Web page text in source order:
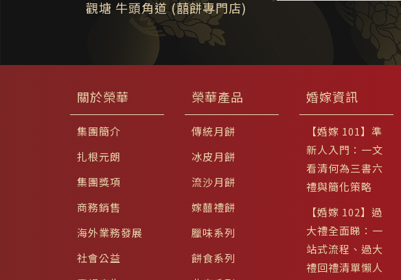
觀塘 牛頭角道 (囍餅專門店)
關於榮華
集團簡介
扎根元朗
集團獎項
商務銷售
海外業務發展
社會公益
榮華產品
傳統月餅
冰皮月餅
流沙月餅
嫁囍禮餅
臘味系列
餅食系列
婚嫁資訊
【婚嫁 101】準
新人入門：一文
看清何為三書六
禮與簡化策略
【婚嫁 102】過
大禮全面睇：一
站式流程、過大
禮回禮清單懶人